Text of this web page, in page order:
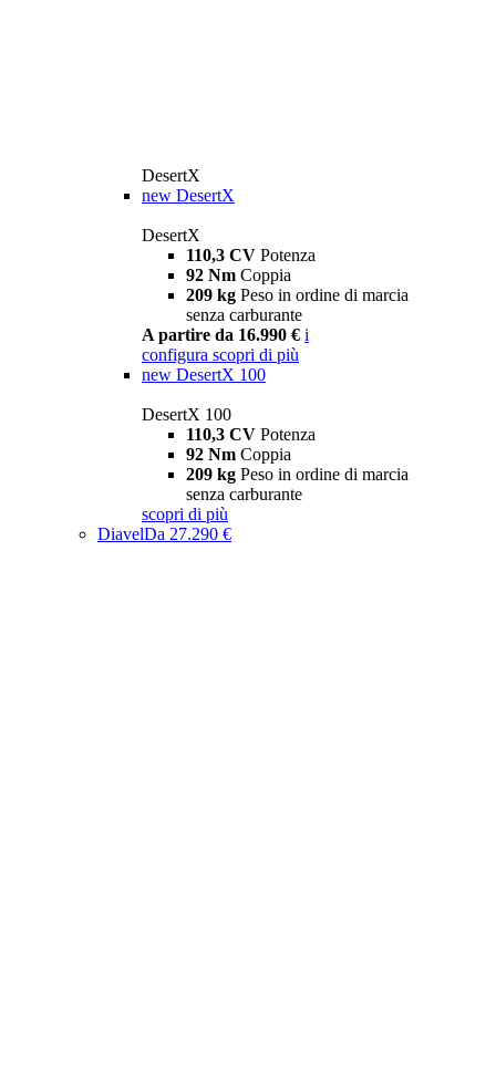
DesertX
new DesertX
DesertX
110,3 CV Potenza
92 Nm Coppia
209 kg Peso in ordine di marcia
senza carburante
A partire da 16.990 € i
configura scopri di più
new DesertX 100
DesertX 100
110,3 CV Potenza
92 Nm Coppia
209 kg Peso in ordine di marcia
senza carburante
scopri di più
DiavelDa 27.290 €